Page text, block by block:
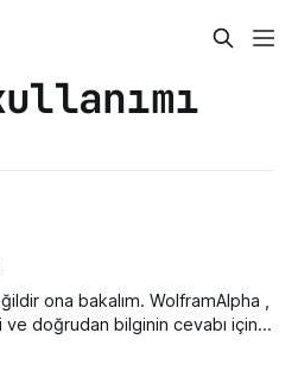
WolframAlpha ,